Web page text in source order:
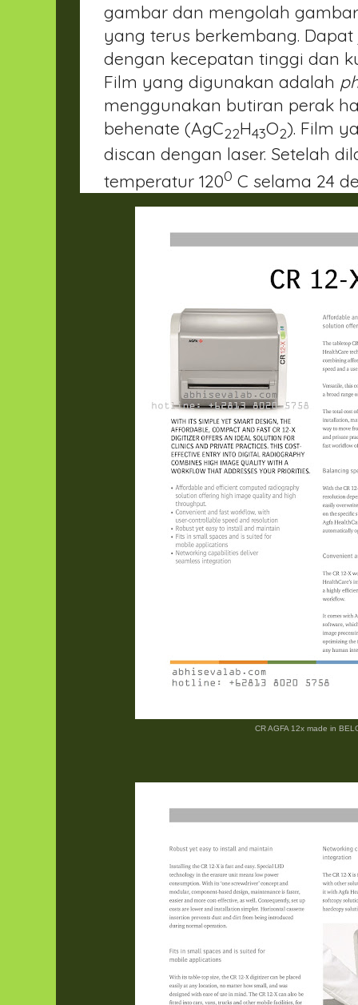
gambar dan mengolah
yang terus berkembang.
dengan kecepatan tinggi dan
Film yang digunakan adalah
menggunakan butiran perak
behenate (AgC22H43O2). Film
discan dengan laser. Setelah
temperatur 1200 C selama 24
CR AGFA 12x made in